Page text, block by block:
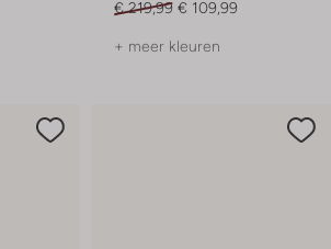
€ 219,99 € 109,99
+ meer kleuren